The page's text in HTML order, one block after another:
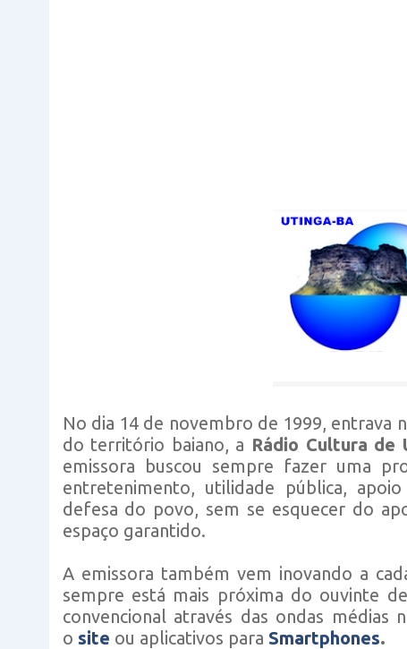
No dia 14 de novembro de 1999, entrava
do território baiano, a Rádio Cultura de
emissora buscou sempre fazer uma
entretenimento, utilidade pública,
defesa do povo, sem se esquecer do
espaço garantido.
A emissora também vem inovando a
sempre está mais próxima do ouvinte
convencional através das ondas médias
o site ou aplicativos para Smartphones.